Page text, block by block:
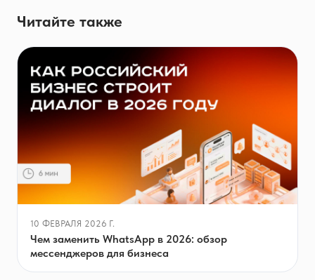
Читайте также
10 ФЕВРАЛЯ 2026 Г.
Чем заменить WhatsApp в 2026: обзор
мессенджеров для бизнеса